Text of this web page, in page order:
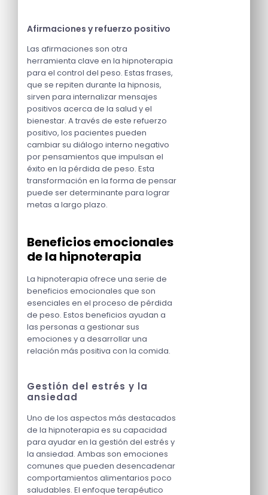
Afirmaciones y refuerzo positivo
Las afirmaciones son otra
herramienta clave en la hipnoterapia
para el control del peso. Estas frases,
que se repiten durante la hipnosis,
sirven para internalizar mensajes
positivos acerca de la salud y el
bienestar. A través de este refuerzo
positivo, los pacientes pueden
cambiar su diálogo interno negativo
por pensamientos que impulsan el
éxito en la pérdida de peso. Esta
transformación en la forma de pensar
puede ser determinante para lograr
metas a largo plazo.
Beneficios emocionales
de la hipnoterapia
La hipnoterapia ofrece una serie de
beneficios emocionales que son
esenciales en el proceso de pérdida
de peso. Estos beneficios ayudan a
las personas a gestionar sus
emociones y a desarrollar una
relación más positiva con la comida.
Gestión del estrés y la
ansiedad
Uno de los aspectos más destacados
de la hipnoterapia es su capacidad
para ayudar en la gestión del estrés y
la ansiedad. Ambas son emociones
comunes que pueden desencadenar
comportamientos alimentarios poco
saludables. El enfoque terapéutico